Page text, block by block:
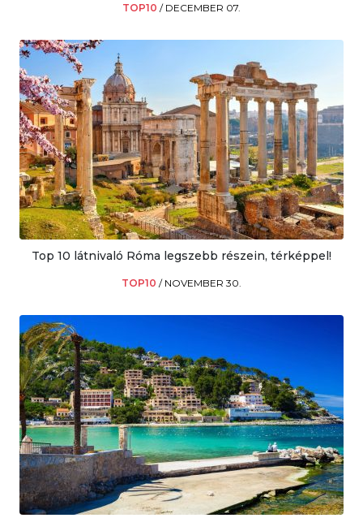
TOP10 / DECEMBER 07.
Top 10 látnivaló Róma legszebb részein, térképpel!
TOP10 / NOVEMBER 30.